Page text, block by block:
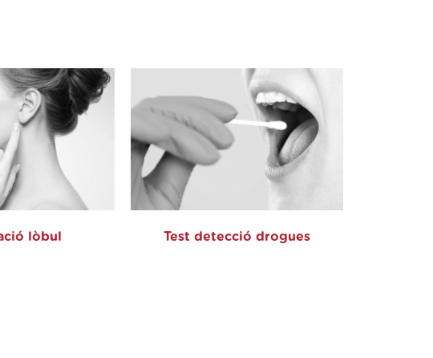
lòbul Test detecció drogues